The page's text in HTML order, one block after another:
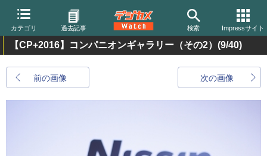
カテゴリ 過去記事 検索 Impressサイト
【CP+2016】コンパニオンギャラリー（その2） (9/40)
前の画像 次の画像